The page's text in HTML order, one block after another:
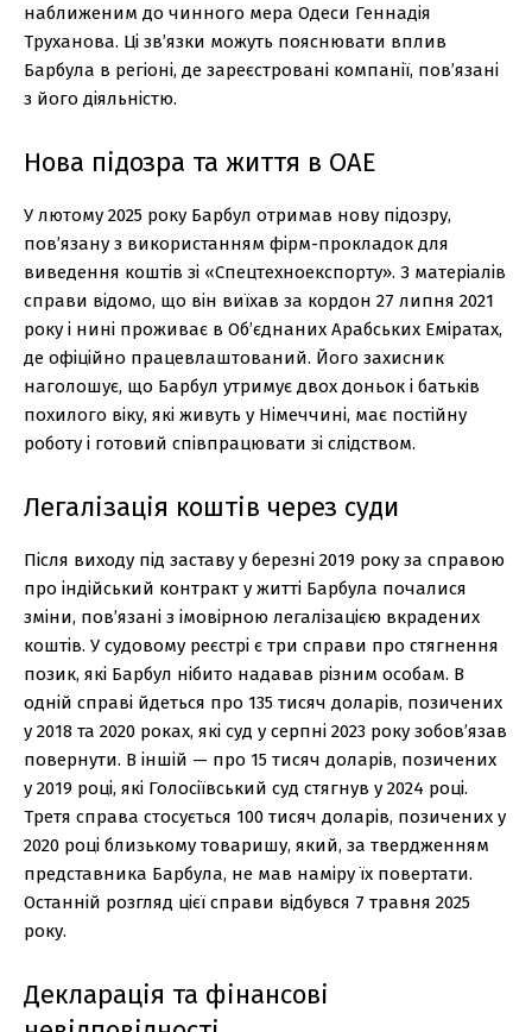
наближеним до чинного мера Одеси Геннадія
Труханова. Ці зв’язки можуть пояснювати вплив
Барбула в регіоні, де зареєстровані компанії, пов’язані
з його діяльністю.
Нова підозра та життя в ОАЕ
У лютому 2025 року Барбул отримав нову підозру,
пов’язану з використанням фірм-прокладок для
виведення коштів зі «Спецтехноекспорту». З матеріалів
справи відомо, що він виїхав за кордон 27 липня 2021
року і нині проживає в Об’єднаних Арабських Еміратах,
де офіційно працевлаштований. Його захисник
наголошує, що Барбул утримує двох доньок і батьків
похилого віку, які живуть у Німеччині, має постійну
роботу і готовий співпрацювати зі слідством.
Легалізація коштів через суди
Після виходу під заставу у березні 2019 року за справою
про індійський контракт у житті Барбула почалися
зміни, пов’язані з імовірною легалізацією вкрадених
коштів. У судовому реєстрі є три справи про стягнення
позик, які Барбул нібито надавав різним особам. В
одній справі йдеться про 135 тисяч доларів, позичених
у 2018 та 2020 роках, які суд у серпні 2023 року зобов’язав
повернути. В іншій — про 15 тисяч доларів, позичених
у 2019 році, які Голосіївський суд стягнув у 2024 році.
Третя справа стосується 100 тисяч доларів, позичених у
2020 році близькому товаришу, який, за твердженням
представника Барбула, не мав наміру їх повертати.
Останній розгляд цієї справи відбувся 7 травня 2025
року.
Декларація та фінансові